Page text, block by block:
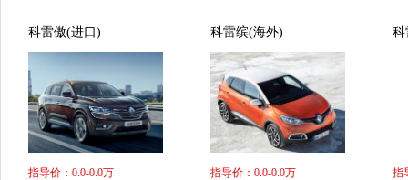
科雷傲(进口)
指导价：0.0-0.0万
科雷缤(海外)
指导价：0.0-0.0万
科
指